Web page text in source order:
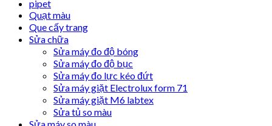
pipet
Quạt màu
Que cấy trang
Sửa chữa
Sửa máy đo độ bóng
Sửa máy đo độ bục
Sửa máy đo lực kéo đứt
Sửa máy giặt Electrolux form 71
Sửa máy giặt M6 labtex
Sửa tủ so màu